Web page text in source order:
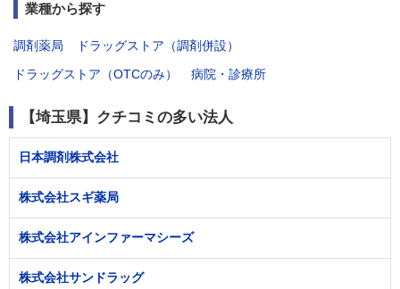
業種から探す
調剤薬局
ドラッグストア（調剤併設）
ドラッグストア（OTCのみ）
病院・診療所
【埼玉県】クチコミの多い法人
日本調剤株式会社
株式会社スギ薬局
株式会社アインファーマシーズ
株式会社サンドラッグ